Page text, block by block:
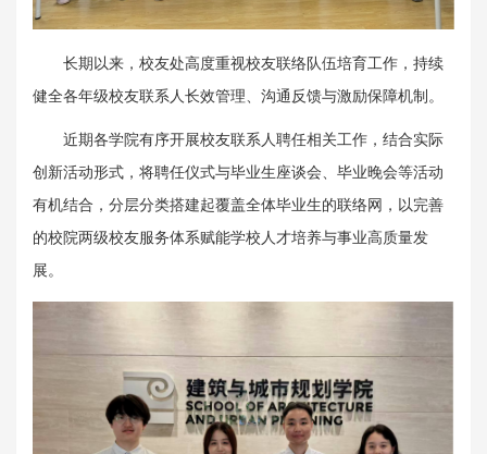
长期以来，校友处高度重视校友联络队伍培育工作，持续
健全各年级校友联系人长效管理、沟通反馈与激励保障机制。
近期各学院有序开展校友联系人聘任相关工作，结合实际
创新活动形式，将聘任仪式与毕业生座谈会、毕业晚会等活动
有机结合，分层分类搭建起覆盖全体毕业生的联络网，以完善
的校院两级校友服务体系赋能学校人才培养与事业高质量发
展。